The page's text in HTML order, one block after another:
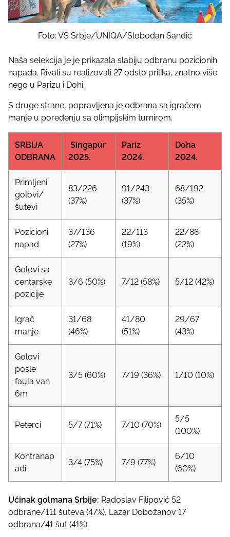
Foto: VS Srbje/UNIQA/Slobodan Sandić
Naša selekcija je je prikazala slabiju odbranu pozicionih
napada. Rivali su realizovali 27 odsto prilika, znatno više
nego u Parizu i Dohi.
S druge strane, popravljena je odbrana sa igračem
manje u poređenju sa olimpijskim turnirom.
SRBIJA
ODBRANA
Singapur
2025.
Pariz
2024.
Doha
2024.
Primljeni
golovi/
šutevi
83/226
(37%)
91/243
(37%)
68/192
(35%)
Pozicioni
napad
37/136
(27%)
22/113
(19%)
22/88
(22%)
Golovi sa
centarske
pozicije
3/6 (50%) 7/12 (58%) 5/12 (42%)
Igrač
manje
31/68
(46%)
41/80
(51%)
29/67
(43%)
Golovi
posle
faula van
6m
3/5 (60%) 7/19 (36%) 1/10 (10%)
Peterci 5/7 (71%) 7/10 (70%)
5/5
(100%)
Kontranap
adi
3/4 (75%) 7/9 (77%)
6/10
(60%)
Učinak golmana Srbije: Radoslav Filipović 52
odbrane/111 šuteva (47%), Lazar Dobožanov 17
odbrana/41 šut (41%).